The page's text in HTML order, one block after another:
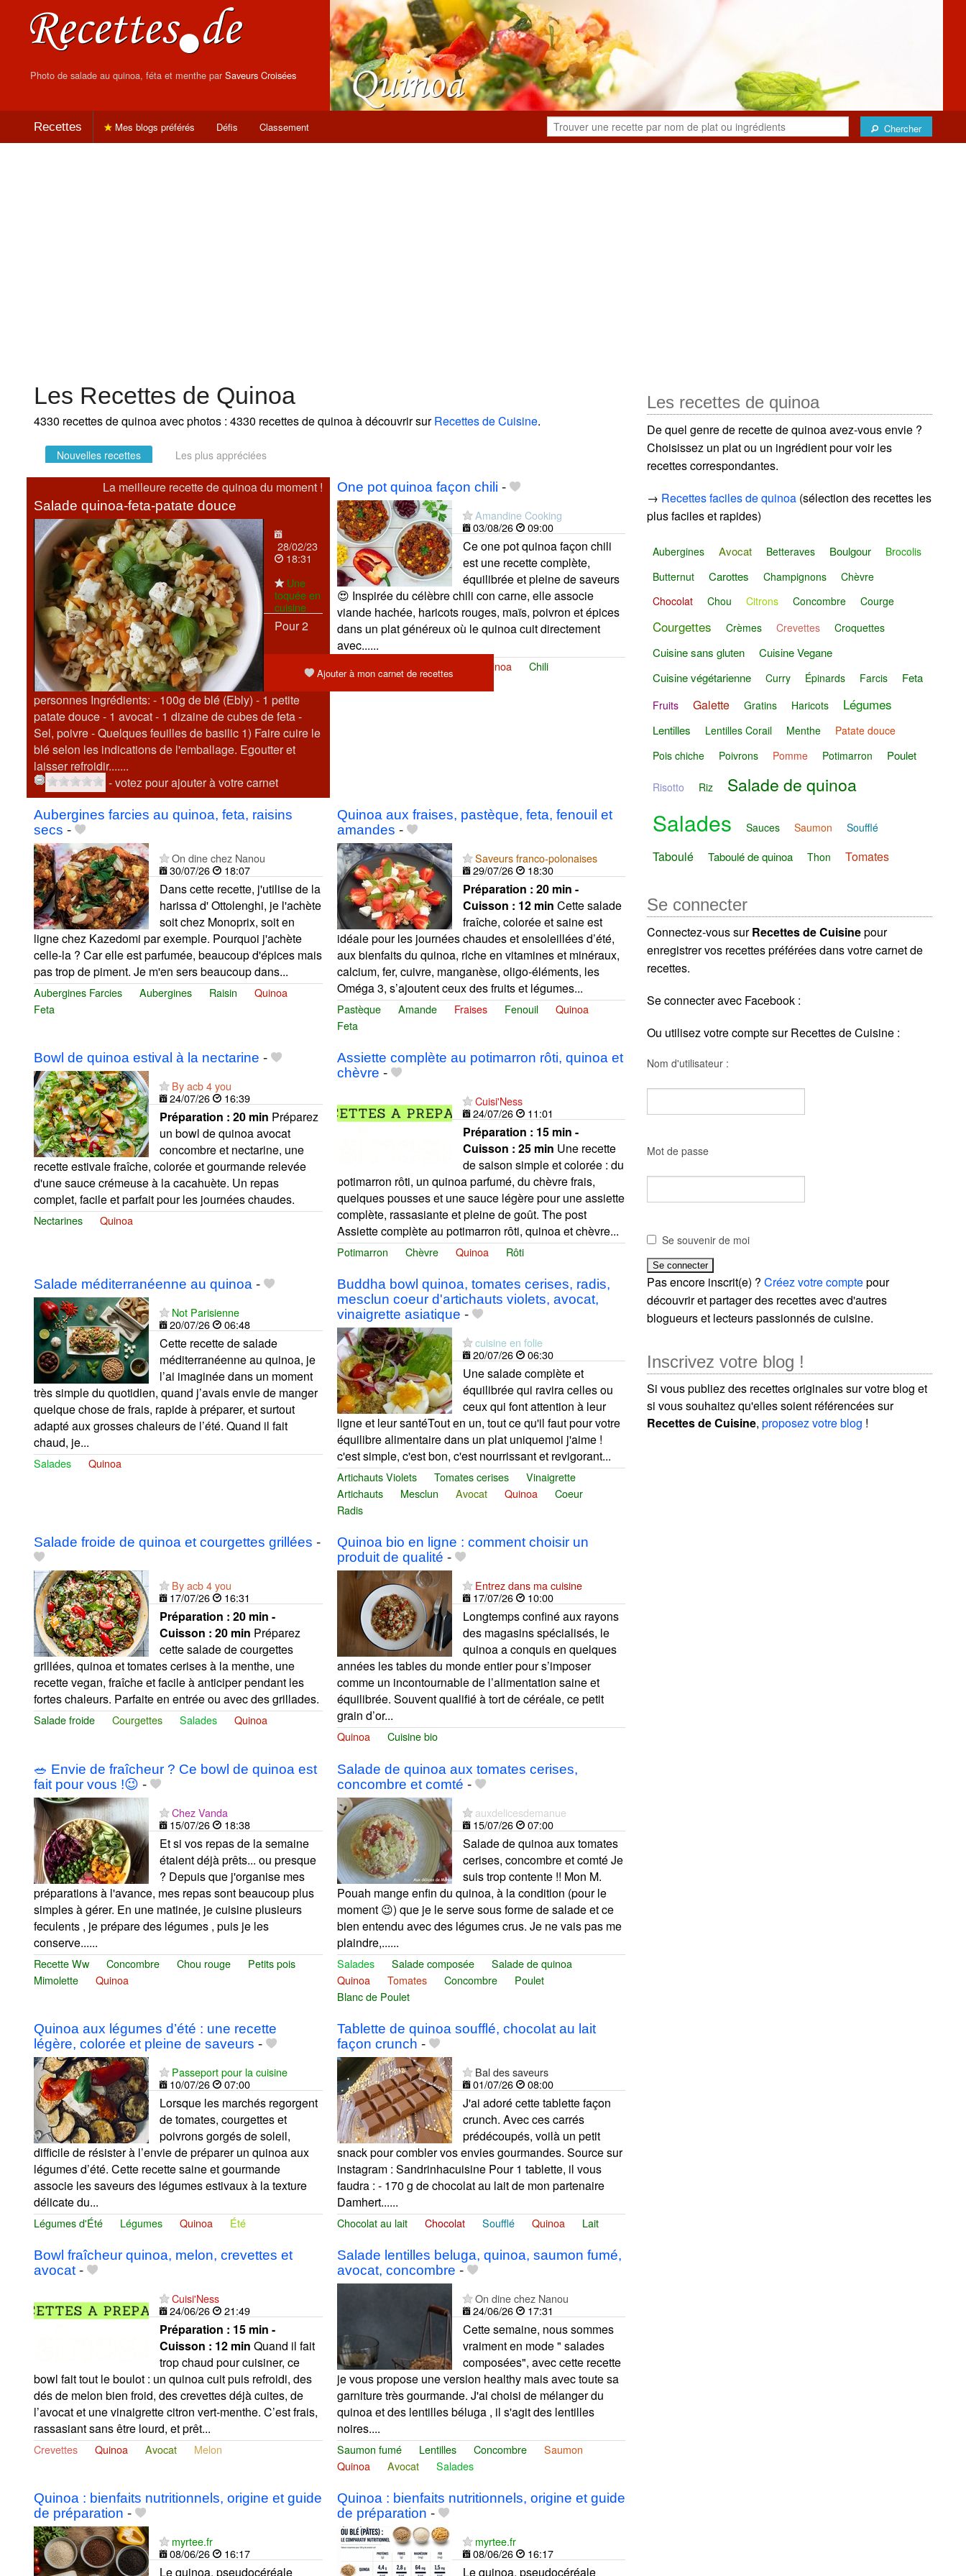
Photo de salade au quinoa, féta et menthe par Saveurs Croisées
Recettes Chercher
Mes blogs préférés Défis Classement
Les Recettes de Quinoa
4330 recettes de quinoa avec photos : 4330 recettes de quinoa à découvrir surRecettes de Cuisine.
Nouvelles recettes Les plus appréciées
La meilleure recette de quinoa du moment !
Salade quinoa-feta-patate douce
Ajouter à mon carnet de recettes
28/02/23
18:31
Une
toquée en
cuisine
Pour 2
personnes Ingrédients: - 100g de blé (Ebly) - 1 petite
patate douce - 1 avocat - 1 dizaine de cubes de feta -
Sel, poivre - Quelques feuilles de basilic 1) Faire cuire le
blé selon les indications de l'emballage. Egoutter et
laisser refroidir.......
- votez pour ajouter à votre carnet
One pot quinoa façon chili -
Amandine Cooking
03/08/26
09:00
Ce one pot quinoa façon chili
est une recette complète,
équilibrée et pleine de saveurs
😍 Inspirée du célèbre chili con carne, elle associe
viande hachée, haricots rouges, maïs, poivron et épices
dans un plat généreux où le quinoa cuit directement
avec......
Quinoa Chili
Aubergines farcies au quinoa, feta, raisins
secs -
On dine chez Nanou
30/07/26
18:07
Dans cette recette, j'utilise de la
harissa d' Ottolenghi, je l'achète
soit chez Monoprix, soit en
ligne chez Kazedomi par exemple. Pourquoi j'achète
celle-la ? Car elle est parfumée, beaucoup d'épices mais
pas trop de piment. Je m'en sers beaucoup dans...
Aubergines Farcies Aubergines Raisin
Quinoa
Feta
Quinoa aux fraises, pastèque, feta, fenouil et
amandes -
Saveurs franco-polonaises
29/07/26
18:30
Préparation : 20 min -
Cuisson : 12 min Cette salade
fraîche, colorée et saine est
idéale pour les journées chaudes et ensoleillées d’été,
aux bienfaits du quinoa, riche en vitamines et minéraux,
calcium, fer, cuivre, manganèse, oligo-éléments, les
Oméga 3, s’ajoutent ceux des fruits et légumes...
Pastèque Amande Fraises Fenouil
Quinoa
Feta
Bowl de quinoa estival à la nectarine -
By acb 4 you
24/07/26
16:39
Préparation : 20 min Préparez
un bowl de quinoa avocat
concombre et nectarine, une
recette estivale fraîche, colorée et gourmande relevée
d'une sauce crémeuse à la cacahuète. Un repas
complet, facile et parfait pour les journées chaudes.
Nectarines Quinoa
Assiette complète au potimarron rôti, quinoa et
chèvre -
Cuisi'Ness
24/07/26
11:01
Préparation : 15 min -
Cuisson : 25 min Une recette
de saison simple et colorée : du
potimarron rôti, un quinoa parfumé, du chèvre frais,
quelques pousses et une sauce légère pour une assiette
complète, rassasiante et pleine de goût. The post
Assiette complète au potimarron rôti, quinoa et chèvre...
Potimarron Chèvre Quinoa Rôti
Salade méditerranéenne au quinoa -
Not Parisienne
20/07/26
06:48
Cette recette de salade
méditerranéenne au quinoa, je
l’ai imaginée dans un moment
très simple du quotidien, quand j’avais envie de manger
quelque chose de frais, rapide à préparer, et surtout
adapté aux grosses chaleurs de l’été. Quand il fait
chaud, je...
Salades Quinoa
Buddha bowl quinoa, tomates cerises, radis,
mesclun coeur d'artichauts violets, avocat,
vinaigrette asiatique -
cuisine en folie
20/07/26
06:30
Une salade complète et
équilibrée qui ravira celles ou
ceux qui font attention à leur
ligne et leur santéTout en un, tout ce qu'il faut pour votre
équilibre alimentaire dans un plat uniquemoi j'aime !
c'est simple, c'est bon, c'est nourrissant et revigorant...
Artichauts Violets Tomates cerises
Vinaigrette
Artichauts
Mesclun Avocat Quinoa
Coeur
Radis
Salade froide de quinoa et courgettes grillées -
By acb 4 you
17/07/26
16:31
Préparation : 20 min -
Cuisson : 20 min Préparez
cette salade de courgettes
grillées, quinoa et tomates cerises à la menthe, une
recette vegan, fraîche et facile à anticiper pendant les
fortes chaleurs. Parfaite en entrée ou avec des grillades.
Salade froide Courgettes Salades Quinoa
Quinoa bio en ligne : comment choisir un
produit de qualité -
Entrez dans ma cuisine
17/07/26
10:00
Longtemps confiné aux rayons
des magasins spécialisés, le
quinoa a conquis en quelques
années les tables du monde entier pour s’imposer
comme un incontournable de l’alimentation saine et
équilibrée. Souvent qualifié à tort de céréale, ce petit
grain d’or...
Quinoa Cuisine bio
🥗 Envie de fraîcheur ? Ce bowl de quinoa est
fait pour vous !😉 -
Chez Vanda
15/07/26
18:38
Et si vos repas de la semaine
étaient déjà prêts... ou presque
? Depuis que j'organise mes
préparations à l'avance, mes repas sont beaucoup plus
simples à gérer. En une matinée, je cuisine plusieurs
feculents , je prépare des légumes , puis je les
conserve......
Recette Ww Concombre Chou rouge
Petits pois
Mimolette
Quinoa
Salade de quinoa aux tomates cerises,
concombre et comté -
auxdelicesdemanue
15/07/26
07:00
Salade de quinoa aux tomates
cerises, concombre et comté Je
suis trop contente !! Mon M.
Pouah mange enfin du quinoa, à la condition (pour le
moment 😉) que je le serve sous forme de salade et ce
bien entendu avec des légumes crus. Je ne vais pas me
plaindre,......
Salades Salade composée
Salade de quinoa
Quinoa
Tomates Concombre
Poulet
Blanc de Poulet
Quinoa aux légumes d’été : une recette
légère, colorée et pleine de saveurs -
Passeport pour la cuisine
10/07/26
07:00
Lorsque les marchés regorgent
de tomates, courgettes et
poivrons gorgés de soleil,
difficile de résister à l’envie de préparer un quinoa aux
légumes d’été. Cette recette saine et gourmande
associe les saveurs des légumes estivaux à la texture
délicate du...
Légumes d'Été Légumes Quinoa Été
Tablette de quinoa soufflé, chocolat au lait
façon crunch -
Bal des saveurs
01/07/26
08:00
J'ai adoré cette tablette façon
crunch. Avec ces carrés
prédécoupés, voilà un petit
snack pour combler vos envies gourmandes. Source sur
instagram : Sandrinhacuisine Pour 1 tablette, il vous
faudra : - 170 g de chocolat au lait de mon partenaire
Damhert......
Chocolat au lait Chocolat Soufflé Quinoa Lait
Bowl fraîcheur quinoa, melon, crevettes et
avocat -
Cuisi'Ness
24/06/26
21:49
Préparation : 15 min -
Cuisson : 12 min Quand il fait
trop chaud pour cuisiner, ce
bowl fait tout le boulot : un quinoa cuit puis refroidi, des
dés de melon bien froid, des crevettes déjà cuites, de
l’avocat et une vinaigrette citron vert-menthe. C’est frais,
rassasiant sans être lourd, et prêt...
Crevettes Quinoa Avocat Melon
Salade lentilles beluga, quinoa, saumon fumé,
avocat, concombre -
On dine chez Nanou
24/06/26
17:31
Cette semaine, nous sommes
vraiment en mode " salades
composées", avec cette recette
je vous propose une version healthy mais avec toute sa
garniture très gourmande. J'ai choisi de mélanger du
quinoa et des lentilles béluga , il s'agit des lentilles
noires....
Saumon fumé Lentilles Concombre
Saumon
Quinoa
Avocat Salades
Quinoa : bienfaits nutritionnels, origine et guide
de préparation -
myrtee.fr
08/06/26
16:17
Le quinoa, pseudocéréale
Quinoa : bienfaits nutritionnels, origine et guide
de préparation -
myrtee.fr
08/06/26
16:17
Le quinoa, pseudocéréale
Les recettes de quinoa
De quel genre de recette de quinoa avez-vous envie ?
Choisissez un plat ou un ingrédient pour voir les
recettes correspondantes.
→ Recettes faciles de quinoa (sélection des recettes les
plus faciles et rapides)
Aubergines Avocat Betteraves Boulgour
Brocolis
Butternut
Carottes Champignons
Chèvre
Chocolat
Chou Citrons Concombre Courge
Courgettes Crèmes Crevettes Croquettes
Cuisine sans gluten
Cuisine Vegane
Cuisine végétarienne
Curry Épinards Farcis Feta
Fruits Galette Gratins Haricots Légumes
Lentilles Lentilles Corail Menthe
Patate douce
Pois chiche
Poivrons Pomme Potimarron Poulet
Risotto Riz Salade de quinoa
Salades Sauces Saumon Soufflé
Taboulé Taboulé de quinoa Thon Tomates
Se connecter
Connectez-vous surRecettes de Cuisinepour
enregistrer vos recettes préférées dans votre carnet de
recettes.
Se connecter avec Facebook :
Ou utilisez votre compte sur Recettes de Cuisine :
Nom d'utilisateur :
Mot de passe
Se souvenir de moi
Pas encore inscrit(e) ?Créez votre comptepour
découvrir et partager des recettes avec d'autres
blogueurs et lecteurs passionnés de cuisine.
Inscrivez votre blog !
Si vous publiez des recettes originales sur votre blog et
si vous souhaitez qu'elles soient référencées sur
Recettes de Cuisine,proposez votre blog !